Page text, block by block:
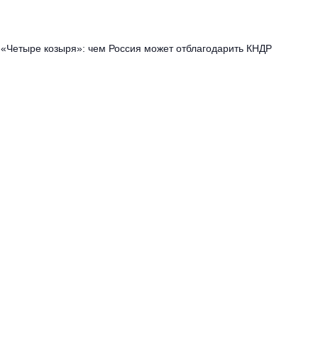
«Четыре козыря»: чем Россия может отблагодарить КНДР